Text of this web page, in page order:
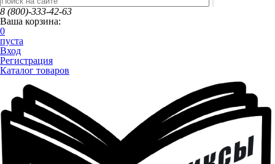
8 (800)-333-42-63
Ваша корзина:
0
пуста
Вход
Регистрация
Каталог товаров